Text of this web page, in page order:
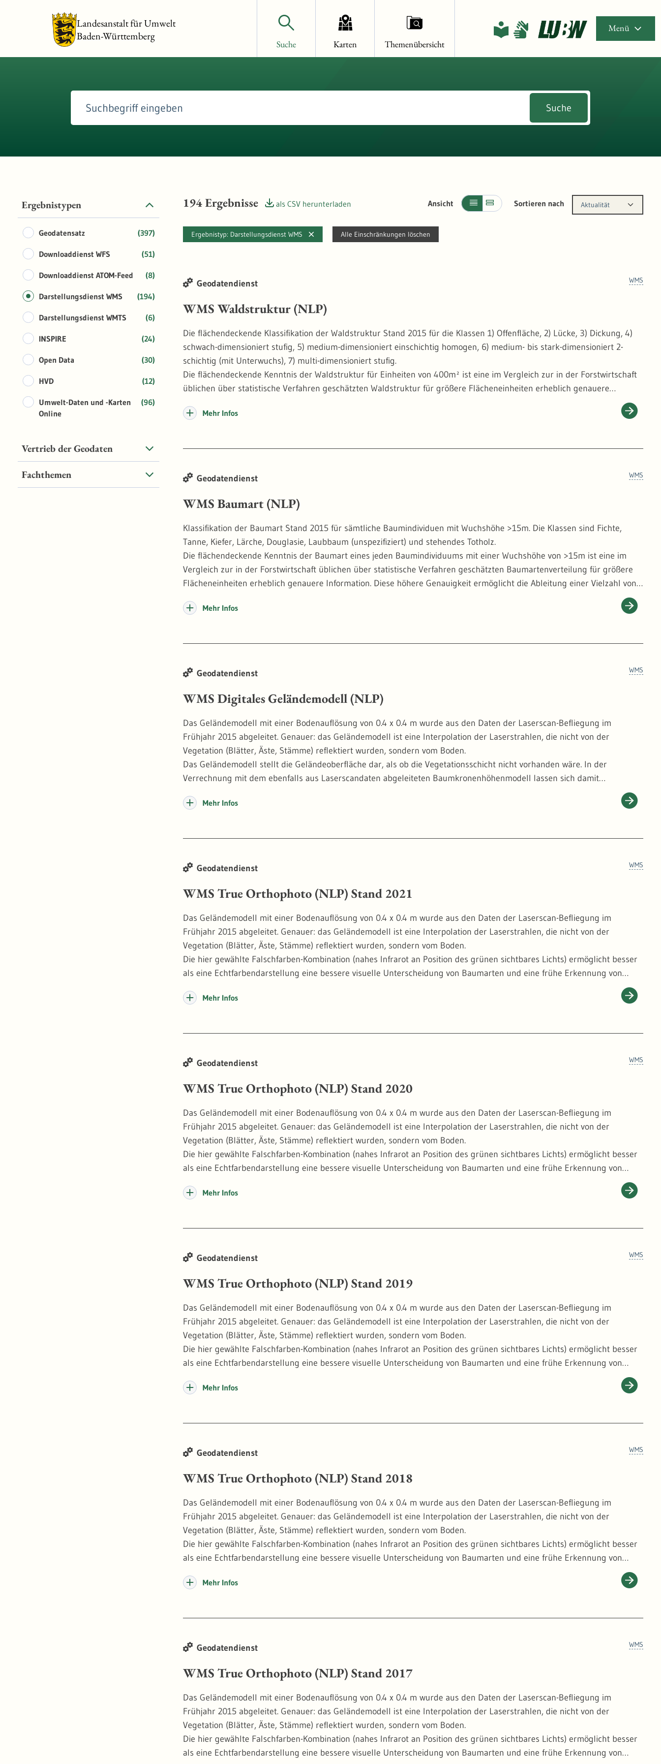
Landesanstalt für Umwelt
Baden-Württemberg
Suche Karten Themenübersicht
Menü
Suche
Ergebnistypen
(397)
Geodatensatz
(51)
Downloaddienst WFS
(8)
Downloaddienst ATOM-Feed
(194)
Darstellungsdienst WMS
(6)
Darstellungsdienst WMTS
(24)
INSPIRE
(30)
Open Data
(12)
HVD
(96)
Umwelt-Daten und -Karten
Online
Vertrieb der Geodaten
Fachthemen
194Ergebnisse als CSV herunterladen Ansicht Sortieren nach Aktualität
Ergebnistyp: Darstellungsdienst WMS Alle Einschränkungen löschen
WMS
Geodatendienst
WMS Waldstruktur (NLP)
Die flächendeckende Klassifikation der Waldstruktur Stand 2015 für die Klassen 1) Offenfläche, 2) Lücke, 3) Dickung, 4)
schwach-dimensioniert stufig, 5) medium-dimensioniert einschichtig homogen, 6) medium- bis stark-dimensioniert 2-
schichtig (mit Unterwuchs), 7) multi-dimensioniert stufig.
Die flächendeckende Kenntnis der Waldstruktur für Einheiten von 400m² ist eine im Vergleich zur in der Forstwirtschaft
üblichen über statistische Verfahren geschätzten Waldstruktur für größere Flächeneinheiten erheblich genauere
Information. Diese höhere Genauigkeit ermöglicht die Ableitung einer Vielzahl von räumlichen Analysen in einer bislang
ungewohnten räumlichen Exaktheit, wie z.B. Habitatseignungskarten für bestimmten Tierarten. In Kombination mit der
Mehr Infos
WMS
Geodatendienst
WMS Baumart (NLP)
Klassifikation der Baumart Stand 2015 für sämtliche Baumindividuen mit Wuchshöhe >15m. Die Klassen sind Fichte,
Tanne, Kiefer, Lärche, Douglasie, Laubbaum (unspezifiziert) und stehendes Totholz.
Die flächendeckende Kenntnis der Baumart eines jeden Baumindividuums mit einer Wuchshöhe von >15m ist eine im
Vergleich zur in der Forstwirtschaft üblichen über statistische Verfahren geschätzten Baumartenverteilung für größere
Flächeneinheiten erheblich genauere Information. Diese höhere Genauigkeit ermöglicht die Ableitung einer Vielzahl von
bestimmten Tierarten. In Kombination mit der Waldstruktur und Vegetationshöhendaten aus den Folgejahren ermöglicht
Mehr Infos
WMS
Geodatendienst
WMS Digitales Geländemodell (NLP)
Das Geländemodell mit einer Bodenauflösung von 0.4 x 0.4 m wurde aus den Daten der Laserscan-Befliegung im
Frühjahr 2015 abgeleitet. Genauer: das Geländemodell ist eine Interpolation der Laserstrahlen, die nicht von der
Vegetation (Blätter, Äste, Stämme) reflektiert wurden, sondern vom Boden.
Das Geländemodell stellt die Geländeoberfläche dar, als ob die Vegetationsschicht nicht vorhanden wäre. In der
Verrechnung mit dem ebenfalls aus Laserscandaten abgeleiteten Baumkronenhöhenmodell lassen sich damit
Baumhöhen für jeden einzelnen Baum ableiten. Dies ist im Vergleich von mehreren Zeitschnitten eine extrem wertvolle
Information für die Beurteilung der Walddynamik.
Mehr Infos
WMS
Geodatendienst
WMS True Orthophoto (NLP) Stand 2021
Das Geländemodell mit einer Bodenauflösung von 0.4 x 0.4 m wurde aus den Daten der Laserscan-Befliegung im
Frühjahr 2015 abgeleitet. Genauer: das Geländemodell ist eine Interpolation der Laserstrahlen, die nicht von der
Vegetation (Blätter, Äste, Stämme) reflektiert wurden, sondern vom Boden.
Die hier gewählte Falschfarben-Kombination (nahes Infrarot an Position des grünen sichtbares Lichts) ermöglicht besser
als eine Echtfarbendarstellung eine bessere visuelle Unterscheidung von Baumarten und eine frühe Erkennung von
True Orthophoto haben den großen Vorteil, dass sie Baumkronen nicht - wie auf den üblichen Orthophotos - verkippt
Stand 2021
Mehr Infos
WMS
Geodatendienst
WMS True Orthophoto (NLP) Stand 2020
Das Geländemodell mit einer Bodenauflösung von 0.4 x 0.4 m wurde aus den Daten der Laserscan-Befliegung im
Frühjahr 2015 abgeleitet. Genauer: das Geländemodell ist eine Interpolation der Laserstrahlen, die nicht von der
Vegetation (Blätter, Äste, Stämme) reflektiert wurden, sondern vom Boden.
Die hier gewählte Falschfarben-Kombination (nahes Infrarot an Position des grünen sichtbares Lichts) ermöglicht besser
als eine Echtfarbendarstellung eine bessere visuelle Unterscheidung von Baumarten und eine frühe Erkennung von
True Orthophoto haben den großen Vorteil, dass sie Baumkronen nicht - wie auf den üblichen Orthophotos - verkippt
Stand 2020
Mehr Infos
WMS
Geodatendienst
WMS True Orthophoto (NLP) Stand 2019
Das Geländemodell mit einer Bodenauflösung von 0.4 x 0.4 m wurde aus den Daten der Laserscan-Befliegung im
Frühjahr 2015 abgeleitet. Genauer: das Geländemodell ist eine Interpolation der Laserstrahlen, die nicht von der
Vegetation (Blätter, Äste, Stämme) reflektiert wurden, sondern vom Boden.
Die hier gewählte Falschfarben-Kombination (nahes Infrarot an Position des grünen sichtbares Lichts) ermöglicht besser
als eine Echtfarbendarstellung eine bessere visuelle Unterscheidung von Baumarten und eine frühe Erkennung von
True Orthophoto haben den großen Vorteil, dass sie Baumkronen nicht - wie auf den üblichen Orthophotos - verkippt
Stand 2019
Mehr Infos
WMS
Geodatendienst
WMS True Orthophoto (NLP) Stand 2018
Das Geländemodell mit einer Bodenauflösung von 0.4 x 0.4 m wurde aus den Daten der Laserscan-Befliegung im
Frühjahr 2015 abgeleitet. Genauer: das Geländemodell ist eine Interpolation der Laserstrahlen, die nicht von der
Vegetation (Blätter, Äste, Stämme) reflektiert wurden, sondern vom Boden.
Die hier gewählte Falschfarben-Kombination (nahes Infrarot an Position des grünen sichtbares Lichts) ermöglicht besser
als eine Echtfarbendarstellung eine bessere visuelle Unterscheidung von Baumarten und eine frühe Erkennung von
True Orthophoto haben den großen Vorteil, dass sie Baumkronen nicht - wie auf den üblichen Orthophotos - verkippt
Stand 2018
Mehr Infos
WMS
Geodatendienst
WMS True Orthophoto (NLP) Stand 2017
Das Geländemodell mit einer Bodenauflösung von 0.4 x 0.4 m wurde aus den Daten der Laserscan-Befliegung im
Frühjahr 2015 abgeleitet. Genauer: das Geländemodell ist eine Interpolation der Laserstrahlen, die nicht von der
Vegetation (Blätter, Äste, Stämme) reflektiert wurden, sondern vom Boden.
Die hier gewählte Falschfarben-Kombination (nahes Infrarot an Position des grünen sichtbares Lichts) ermöglicht besser
als eine Echtfarbendarstellung eine bessere visuelle Unterscheidung von Baumarten und eine frühe Erkennung von